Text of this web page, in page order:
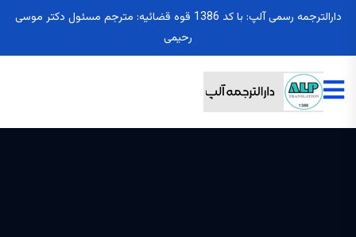
دارالترجمه رسمی آلپ: با کد 1386 قوه قضائیه: مترجم مسئول دکتر موسی
رحیمی